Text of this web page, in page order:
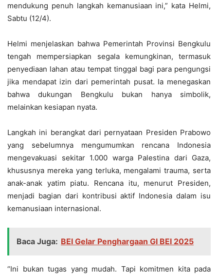
mendukung penuh langkah kemanusiaan ini,” kata Helmi,
Sabtu (12/4).
Helmi menjelaskan bahwa Pemerintah Provinsi Bengkulu
tengah mempersiapkan segala kemungkinan, termasuk
penyediaan lahan atau tempat tinggal bagi para pengungsi
jika mendapat izin dari pemerintah pusat. Ia menegaskan
bahwa dukungan Bengkulu bukan hanya simbolik,
melainkan kesiapan nyata.
Langkah ini berangkat dari pernyataan Presiden Prabowo
yang sebelumnya mengumumkan rencana Indonesia
mengevakuasi sekitar 1.000 warga Palestina dari Gaza,
khususnya mereka yang terluka, mengalami trauma, serta
anak-anak yatim piatu. Rencana itu, menurut Presiden,
menjadi bagian dari kontribusi aktif Indonesia dalam isu
kemanusiaan internasional.
Baca Juga: BEI Gelar Penghargaan GI BEI 2025
“Ini bukan tugas yang mudah. Tapi komitmen kita pada